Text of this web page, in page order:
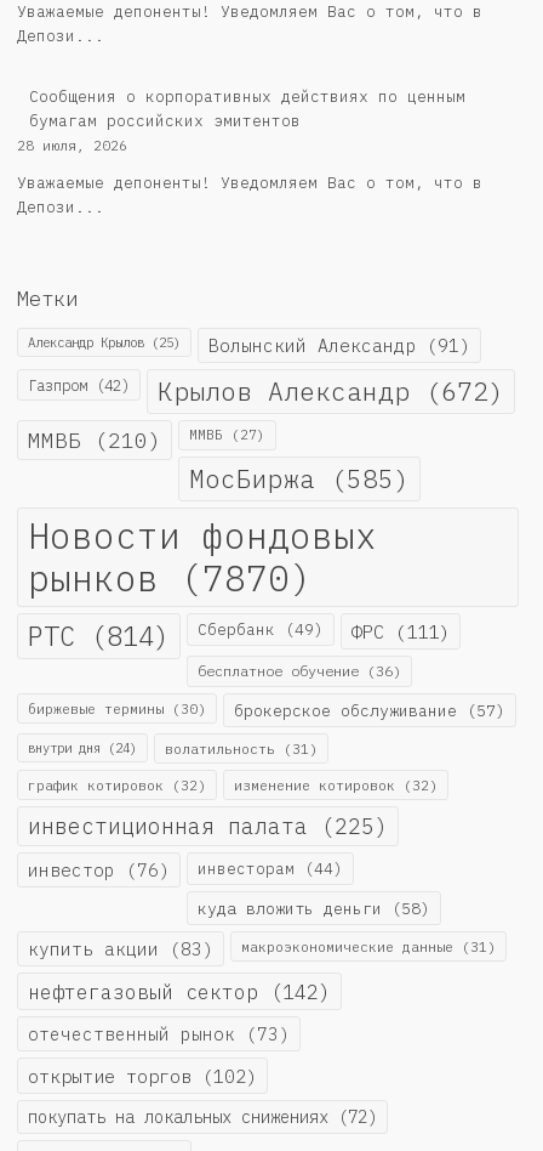
Уважаемые депоненты! Уведомляем Вас о том, что в
Депози...
Cообщения о корпоративных действиях по ценным
бумагам российских эмитентов
28 июля, 2026
Уважаемые депоненты! Уведомляем Вас о том, что в
Депози...
Метки
Александр Крылов (25) Волынский Александр (91)
Газпром (42) Крылов Александр (672)
ММВБ (210) ММВБ (27)
МосБиржа (585)
Новости фондовых
рынков (7870)
РТС (814) Сбербанк (49) ФРС (111)
бесплатное обучение (36)
биржевые термины (30) брокерское обслуживание (57)
внутри дня (24) волатильность (31)
график котировок (32) изменение котировок (32)
инвестиционная палата (225)
инвестор (76) инвесторам (44)
куда вложить деньги (58)
купить акции (83) макроэкономические данные (31)
нефтегазовый сектор (142)
отечественный рынок (73)
открытие торгов (102)
покупать на локальных снижениях (72)